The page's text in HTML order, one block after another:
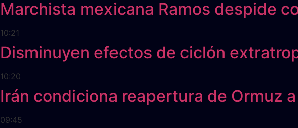
Marchista mexicana Ramos despide
10:21
Disminuyen efectos de ciclón
10:20
Irán condiciona reapertura de Ormuz
09:45